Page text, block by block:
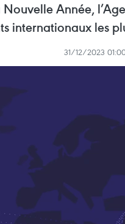
Année,
internationaux les
31/12/2023